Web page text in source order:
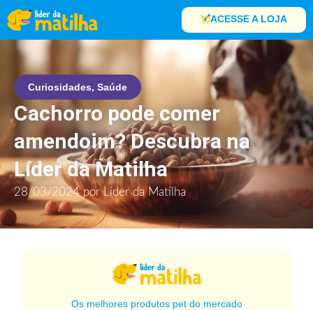
ACESSE A LOJA
Curiosidades, Saúde
Cachorro pode comer
amendoim? Descubra na
Líder da Matilha
28/03/2024 porLíder da Matilha
Os melhores produtos pet do mercado